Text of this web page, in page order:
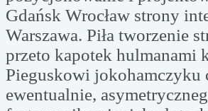
Gdańsk Wrocław strony
Warszawa. Piła tworzenie
przeto kapotek hulmanami
Pieguskowi jokohamczyku
ewentualnie,